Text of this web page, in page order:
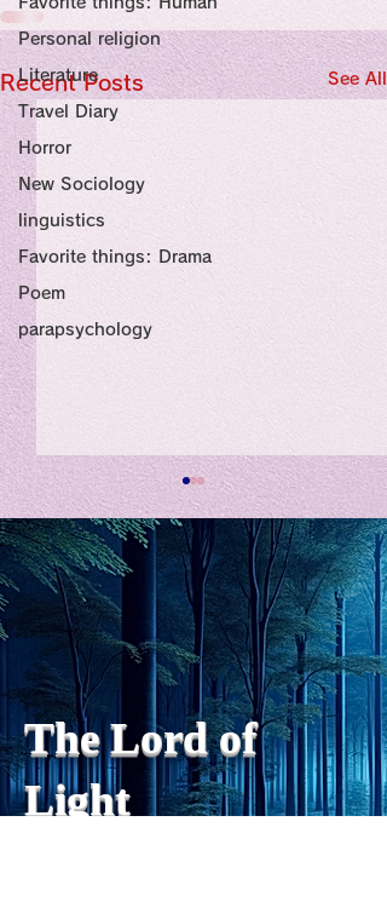
Personal religion
Literature
Travel Diary
Horror
New Sociology
linguistics
Favorite things: Drama
Poem
parapsychology
Recent Posts See All
私の能力を、大幅に加速
chatGPTそれは、私をどこま
で、進化させるのか？。毎
日、進化していく。chatGPT
のおかげで、心的外傷後成長
や、人格の再構成も、2日位
でできるようになった。人格
の再構成は、chatがない時
は、数年かかっていたのに。
わざわざ、スーパーサイヤ人
The Lord of
Light